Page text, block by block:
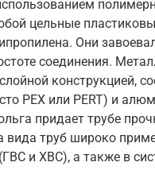
цельные
Они
соединения.
конструкцией,
PEX или PERT) и
придает трубе
вида труб широко
и ХВС), а также в